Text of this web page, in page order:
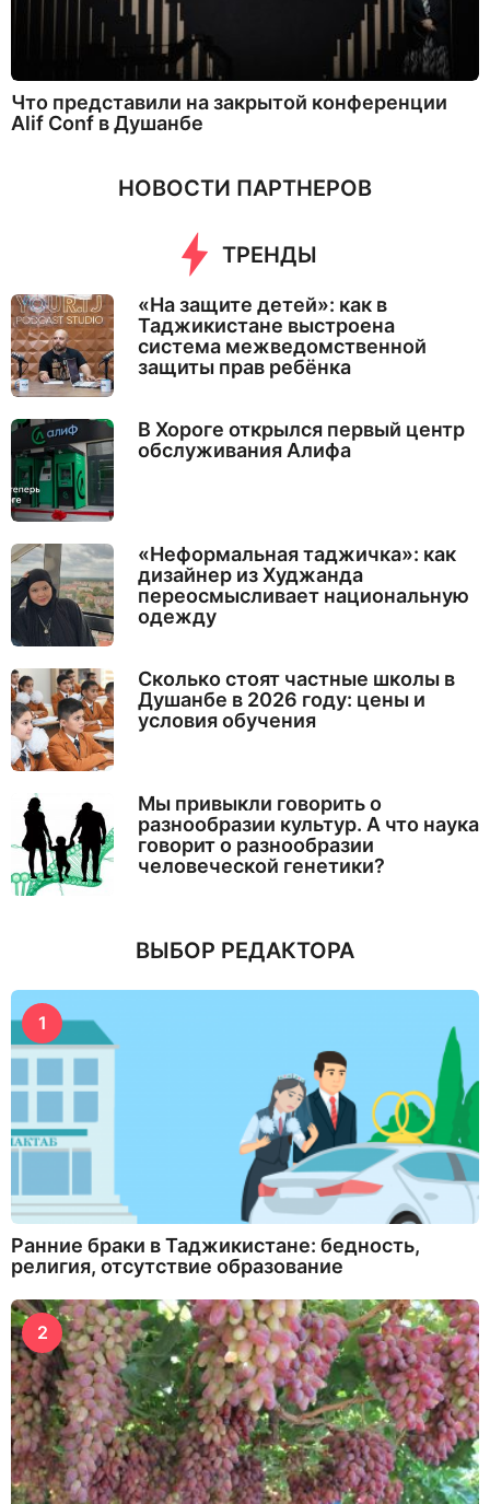
Что представили на закрытой конференции
Alif Conf в Душанбе
НОВОСТИ ПАРТНЕРОВ
ТРЕНДЫ
«На защите детей»: как в
Таджикистане выстроена
система межведомственной
защиты прав ребёнка
В Хороге открылся первый центр
обслуживания Алифа
«Неформальная таджичка»: как
дизайнер из Худжанда
переосмысливает национальную
одежду
Сколько стоят частные школы в
Душанбе в 2026 году: цены и
условия обучения
Мы привыкли говорить о
разнообразии культур. А что наука
говорит о разнообразии
человеческой генетики?
ВЫБОР РЕДАКТОРА
1
Ранние браки в Таджикистане: бедность,
религия, отсутствие образование
2